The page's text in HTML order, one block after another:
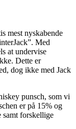
mest nyskabende
Med
at undervise
Dette er
dog ikke med Jack
punsch, som vi
er på 15% og
forskellige